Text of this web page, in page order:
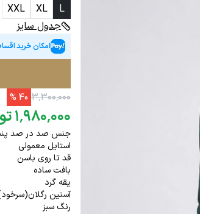
L
XL
XXL
جدول سایز
امکان خرید
۳٬۳۰۰٬۰۰۰ 40
%
۱٬۹۸۰٬۰۰۰
جنس صد در صد
استایل معمولی
قد تا روی باسن
بافت ساده
یقه گرد
آستین
رنگ سبز